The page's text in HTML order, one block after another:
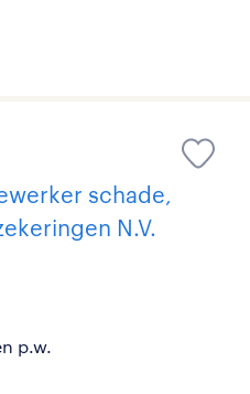
schade,
N.V.
p.w.